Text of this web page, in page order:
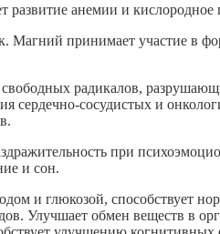
развитие анемии и
Магний принимает участие в
радикалов,
сердечно-сосудистых и
при
и сон.
и глюкозой, способствует
Улучшает обмен веществ в